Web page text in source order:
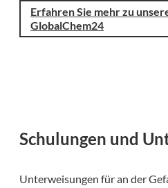
Erfahren Sie mehr zu
GlobalChem24
Schulungen und
Unterweisungen für an der